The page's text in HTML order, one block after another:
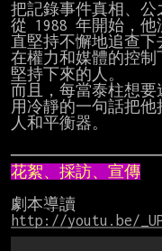
把記錄事件真相、公
從 1988 年開始，他
直堅持不懈地追查下
在權力和媒體的控
堅持下來的人。
而且，每當泰柱想要
用冷靜的一句話把
人和平衡器。
花絮、採訪、宣傳
http://youtu.be/